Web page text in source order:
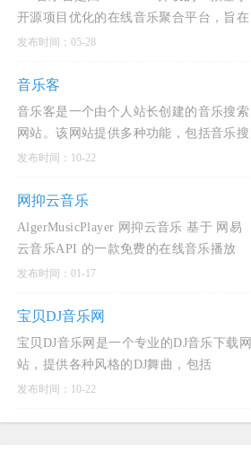
开源项目优化的在线音乐聚合平台，旨在
为用户提供高音质、全曲库的HiFi级聆听
稳定音源，最高支持24
发布时间：05-28
音乐客
音乐客是一个由个人站长创建的音乐搜索
网站。该网站提供多种功能，包括音乐搜
索、播放、下载、歌词同步显示以及个人
音乐资源，覆盖了各种
发布时间：10-22
网抑云音乐
AlgerMusicPlayer 网抑云音乐 基于 网易
云音乐API 的一款免费的在线音乐播放
器，支持在线播放、歌词显示、音乐下载
地享受音乐。AlgerMusi
发布时间：01-17
宝贝DJ音乐网
宝贝DJ音乐网是一个专业的DJ音乐下载网
站，提供各种风格的DJ舞曲，包括
Electro, ProgHouse, VinaBounce等。该网
发布时间：10-22